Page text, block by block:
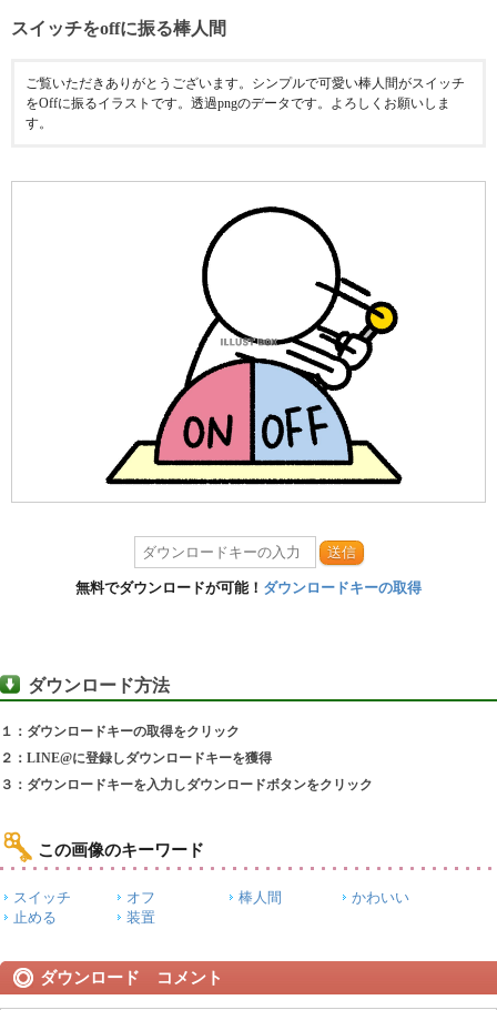
スイッチをoffに振る棒人間
ご覧いただきありがとうございます。シンプルで可愛い棒人間がスイッチ
をOffに振るイラストです。透過pngのデータです。よろしくお願いしま
す。
送信
無料でダウンロードが可能！ ダウンロードキーの取得
ダウンロード方法
１：ダウンロードキーの取得をクリック
２：LINE@に登録しダウンロードキーを獲得
３：ダウンロードキーを入力しダウンロードボタンをクリック
この画像のキーワード
スイッチ オフ 棒人間
かわいい
止める
装置
ダウンロード コメント